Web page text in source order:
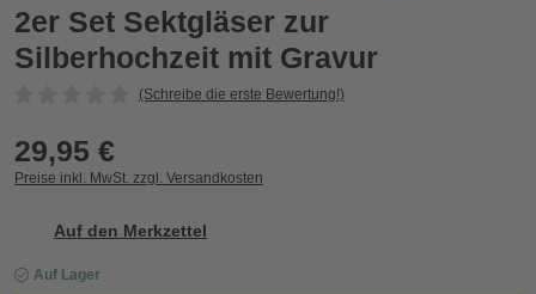
2er Set Sektgläser zur
Silberhochzeit mit Gravur
(Schreibe die erste Bewertung!)
29,95 €
Preise inkl. MwSt. zzgl. Versandkosten
Auf den Merkzettel
Auf Lager